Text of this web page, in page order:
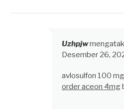
Uzhpjw
Desember 26,
avlosulfon 100
order aceon 4mg